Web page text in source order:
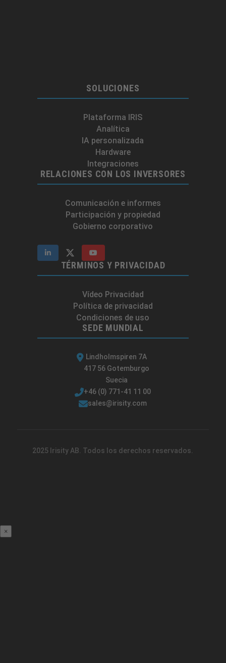
SOLUCIONES
Plataforma IRIS
Analítica
IA personalizada
Hardware
Integraciones​
RELACIONES CON LOS INVERSORES
Comunicación e informes
Participación y propiedad
Gobierno corporativo
TÉRMINOS Y PRIVACIDAD
Vídeo Privacidad
Política de privacidad
Condiciones de uso
SEDE MUNDIAL
Lindholmspiren 7A
417 56 Gotemburgo
Suecia
+46 (0) 771-41 11 00
sales@irisity.com
2025 Irisity AB. Todos los derechos reservados.
×